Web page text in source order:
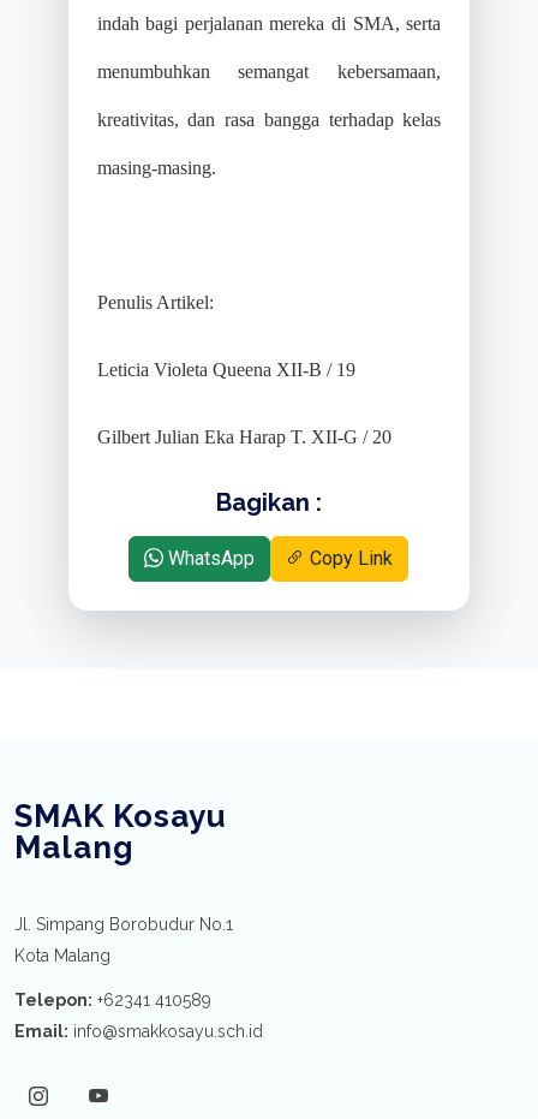
indah bagi perjalanan mereka di SMA, serta
menumbuhkan semangat kebersamaan,
kreativitas, dan rasa bangga terhadap kelas
masing-masing.
Penulis Artikel:
Leticia Violeta Queena XII-B / 19
Gilbert Julian Eka Harap T. XII-G / 20
Bagikan :
WhatsApp Copy Link
SMAK Kosayu
Malang
Jl. Simpang Borobudur No.1
Kota Malang
Telepon: +62341 410589
Email: info@smakkosayu.sch.id